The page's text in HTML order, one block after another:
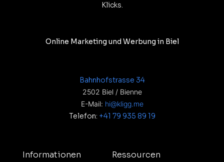
Klicks.
Online Marketing und Werbung in Biel
Bahnhofstrasse 34
2502 Biel / Bienne
E-Mail: hi@kligg.me
Telefon: +41 79 935 89 19
Informationen
Ressourcen